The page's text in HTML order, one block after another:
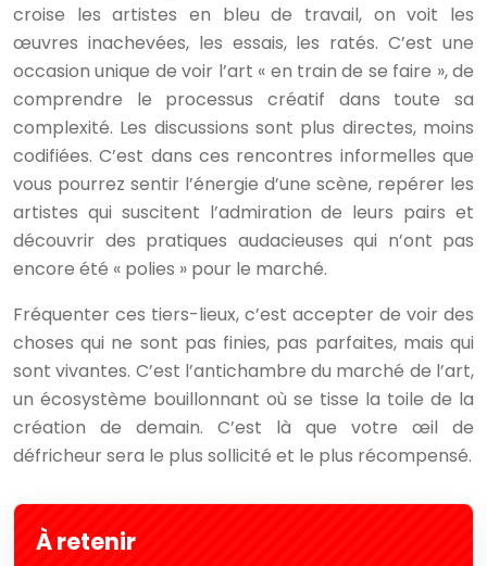
croise les artistes en bleu de travail, on voit les
œuvres inachevées, les essais, les ratés. C’est une
occasion unique de voir l’art « en train de se faire », de
comprendre le processus créatif dans toute sa
complexité. Les discussions sont plus directes, moins
codifiées. C’est dans ces rencontres informelles que
vous pourrez sentir l’énergie d’une scène, repérer les
artistes qui suscitent l’admiration de leurs pairs et
découvrir des pratiques audacieuses qui n’ont pas
encore été « polies » pour le marché.
Fréquenter ces tiers-lieux, c’est accepter de voir des
choses qui ne sont pas finies, pas parfaites, mais qui
sont vivantes. C’est l’antichambre du marché de l’art,
un écosystème bouillonnant où se tisse la toile de la
création de demain. C’est là que votre œil de
défricheur sera le plus sollicité et le plus récompensé.
À retenir